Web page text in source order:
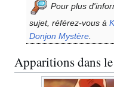
Pour plus
sujet, référez-vous à
Donjon Mystère
Apparitions dans le